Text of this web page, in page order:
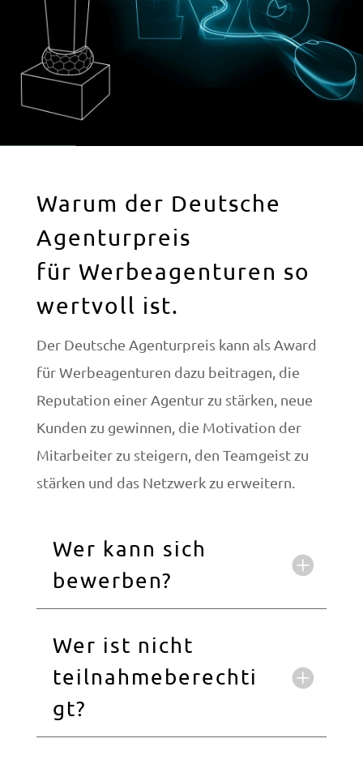
Warum der Deutsche
Agenturpreis
für Werbeagenturen so
wertvoll ist.
Der Deutsche Agenturpreis kann als Award
für Werbeagenturen dazu beitragen, die
Reputation einer Agentur zu stärken, neue
Kunden zu gewinnen, die Motivation der
Mitarbeiter zu steigern, den Teamgeist zu
stärken und das Netzwerk zu erweitern.
Wer kann sich
bewerben?
Wer ist nicht
teilnahmeberechti
gt?